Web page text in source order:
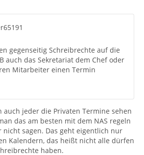
gegenseitig Schreibrechte auf die
auch das Sekretariat dem Chef oder
Mitarbeiter einen Termin
auch jeder die Privaten Termine sehen
das am besten mit dem NAS regeln
nicht sagen. Das geht eigentlich nur
Kalendern, das heißt nicht alle dürfen
haben.